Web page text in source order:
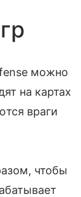
можно
на картах
враги
чтобы